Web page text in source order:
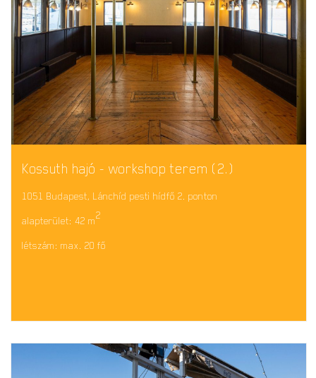
Kossuth hajó - workshop terem (2.)
1051 Budapest, Lánchíd pesti hídfő 2. ponton
alapterület: 42 m2
létszám: max. 20 fő